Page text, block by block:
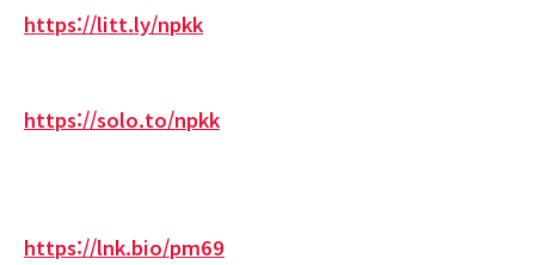
https://litt.ly/npkk
https://solo.to/npkk
https://lnk.bio/pm69